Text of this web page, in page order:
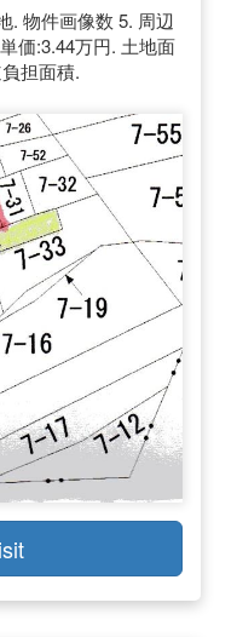
. 物件画像数 5. 周辺
価:3.44万円. 土地面
担面積.